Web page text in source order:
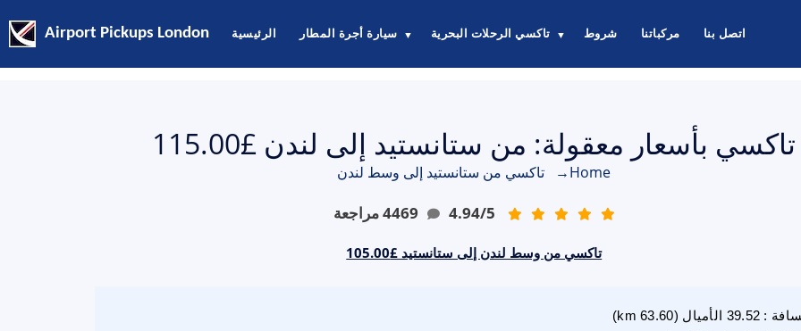
Airport Pickups London الرئيسية سيارة أجرة المطار ▼ تاكسي الرحلات البحرية ▼ شروط مركباتنا اتصل بنا
تاكسي بأسعار معقولة: من ستانستيد إلى لندن £115.00
Home
→ تاكسي من ستانستيد إلى وسط لندن
4.94/5
4469مراجعة
تاكسي من وسط لندن إلى ستانستيد £105.00
:
39.52 الأميال (
63.60
km)